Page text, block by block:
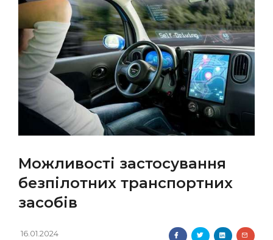
Можливості застосування
безпілотних транспортних
засобів
16.01.2024